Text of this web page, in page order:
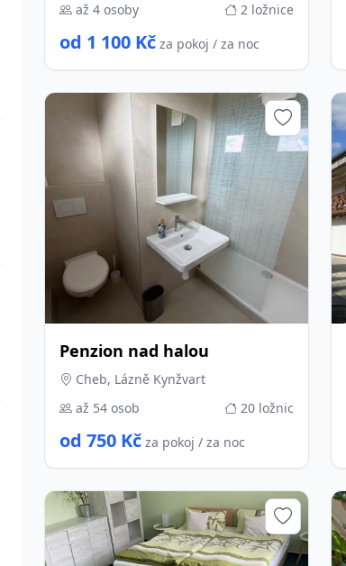
až 4 osoby
2 ložnice
od 1 100 Kč za pokoj / za noc
Penzion nad halou
Cheb, Lázně Kynžvart
až 54 osob
20 ložnic
od 750 Kč za pokoj / za noc